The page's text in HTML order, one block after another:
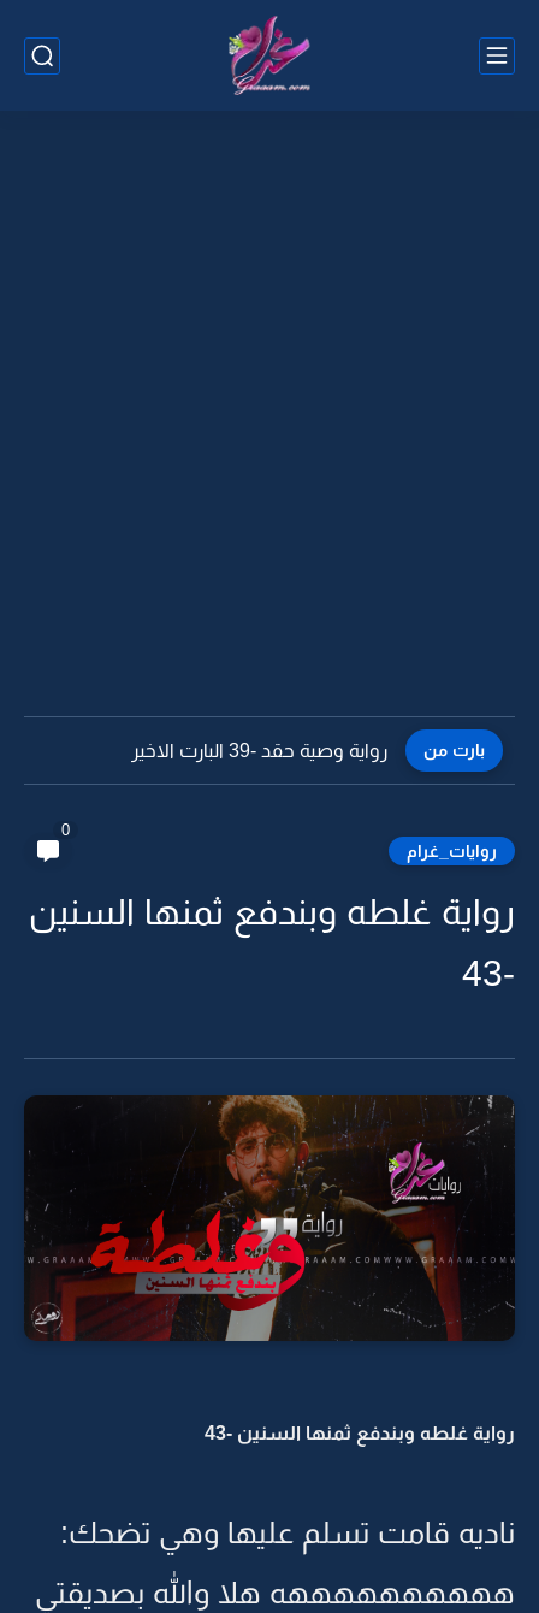
بارت من رواية وصية حقد -38
روايات_غرام
0
رواية غلطه وبندفع ثمنها السنين
-43
رواية غلطه وبندفع ثمنها السنين -43
ناديه قامت تسلم عليها وهي تضحك:
ههههههههههه هلا والله بصديقتي